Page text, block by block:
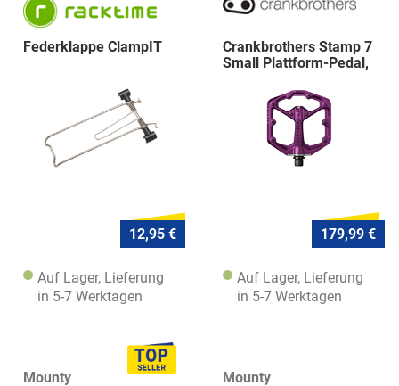
Federklappe ClampIT
12,95 €
Auf Lager, Lieferung
in 5-7 Werktagen
Crankbrothers Stamp 7
Small Plattform-Pedal,
179,99 €
Auf Lager, Lieferung
in 5-7 Werktagen
Mounty Mounty